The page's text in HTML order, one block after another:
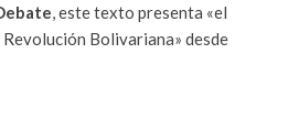
, este texto presenta «el
Bolivariana» desde